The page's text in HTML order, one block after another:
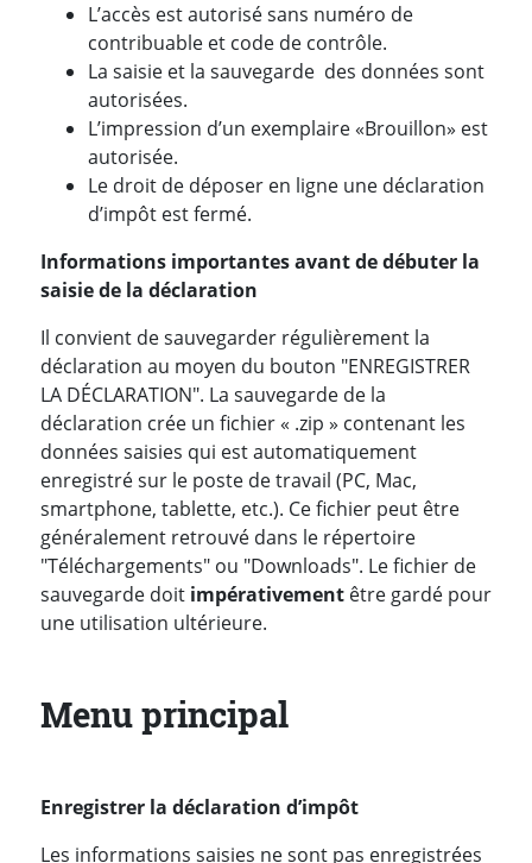
L’accès est autorisé sans numéro de
contribuable et code de contrôle.
La saisie et la sauvegarde des données sont
autorisées.
L’impression d’un exemplaire «Brouillon» est
autorisée.
Le droit de déposer en ligne une déclaration
d’impôt est fermé.
Informations importantes avant de débuter la
saisie de la déclaration
Il convient de sauvegarder régulièrement la
déclaration au moyen du bouton "ENREGISTRER
LA DÉCLARATION". La sauvegarde de la
déclaration crée un fichier « .zip » contenant les
données saisies qui est automatiquement
enregistré sur le poste de travail (PC, Mac,
smartphone, tablette, etc.). Ce fichier peut être
généralement retrouvé dans le répertoire
"Téléchargements" ou "Downloads". Le fichier de
sauvegarde doit impérativement être gardé pour
une utilisation ultérieure.
Menu principal
Enregistrer la déclaration d’impôt
Les informations saisies ne sont pas enregistrées